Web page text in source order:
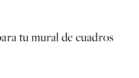
tu mural de cuadros